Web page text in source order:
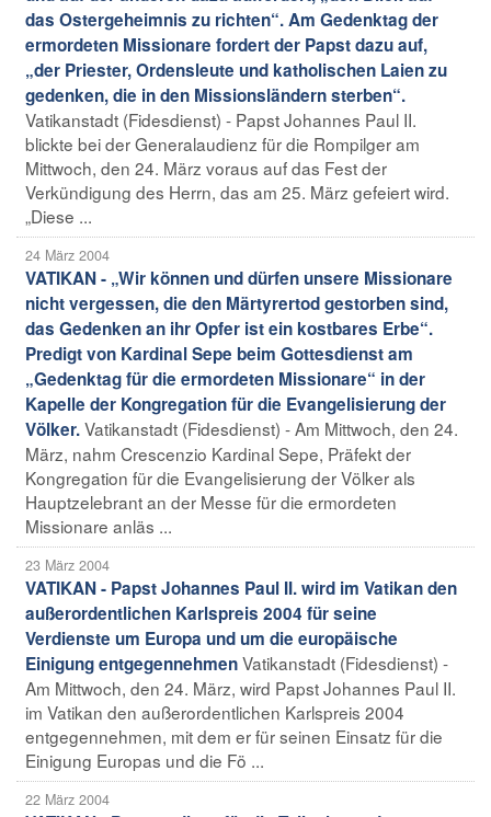
das Ostergeheimnis zu richten“. Am Gedenktag der
ermordeten Missionare fordert der Papst dazu auf,
„der Priester, Ordensleute und katholischen Laien zu
gedenken, die in den Missionsländern sterben“.
Vatikanstadt (Fidesdienst) - Papst Johannes Paul II.
blickte bei der Generalaudienz für die Rompilger am
Mittwoch, den 24. März voraus auf das Fest der
Verkündigung des Herrn, das am 25. März gefeiert wird.
„Diese ...
24 März 2004
VATIKAN - „Wir können und dürfen unsere Missionare
nicht vergessen, die den Märtyrertod gestorben sind,
das Gedenken an ihr Opfer ist ein kostbares Erbe“.
Predigt von Kardinal Sepe beim Gottesdienst am
„Gedenktag für die ermordeten Missionare“ in der
Kapelle der Kongregation für die Evangelisierung der
Völker.Vatikanstadt (Fidesdienst) - Am Mittwoch, den 24.
März, nahm Crescenzio Kardinal Sepe, Präfekt der
Kongregation für die Evangelisierung der Völker als
Hauptzelebrant an der Messe für die ermordeten
Missionare anläs ...
23 März 2004
VATIKAN - Papst Johannes Paul II. wird im Vatikan den
außerordentlichen Karlspreis 2004 für seine
Verdienste um Europa und um die europäische
Einigung entgegennehmenVatikanstadt (Fidesdienst) -
Am Mittwoch, den 24. März, wird Papst Johannes Paul II.
im Vatikan den außerordentlichen Karlspreis 2004
entgegennehmen, mit dem er für seinen Einsatz für die
Einigung Europas und die Fö ...
22 März 2004